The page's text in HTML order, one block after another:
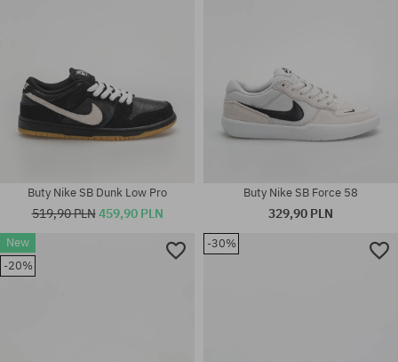
Dostępne rozmiary:
Dostępne rozmiary:
36; 36.5; 37.5; 38; 38.5; 40;
Buty Nike SB Dunk Low Pro
519,90 PLN459,90 PLN
Buty Nike SB Force 58
329,90 PLN
New
-20%
-30%